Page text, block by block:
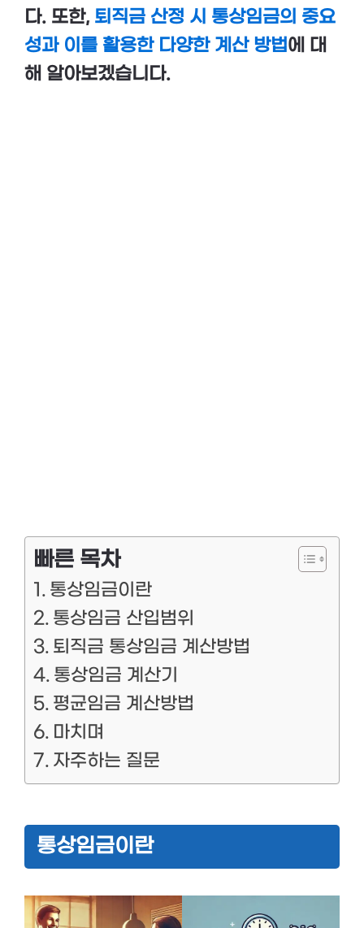
다. 또한, 퇴직금 산정 시 통상임금의 중요
성과 이를 활용한 다양한 계산 방법에 대
해 알아보겠습니다.
빠른 목차
통상임금이란
통상임금 산입범위
퇴직금 통상임금 계산방법
통상임금 계산기
평균임금 계산방법
마치며
자주하는 질문
통상임금이란